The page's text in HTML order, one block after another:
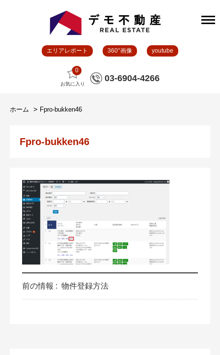
エリアレポート 360°画像 youtube
0
お気に入り
03-6904-4266
ホーム Fpro-bukken46
Fpro-bukken46
前の情報 : 物件登録方法